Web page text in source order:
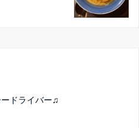
ドライバー♫